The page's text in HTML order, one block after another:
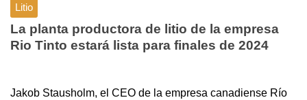
Litio
La planta productora de litio de la empresa
Rio Tinto estará lista para finales de 2024
Jakob Stausholm, el CEO de la empresa canadiense Río